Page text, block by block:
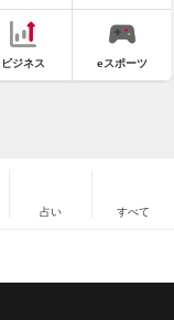
ビジネス eスポーツ
占い すべて